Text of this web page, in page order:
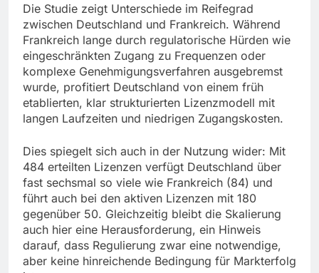
Die Studie zeigt Unterschiede im Reifegrad
zwischen Deutschland und Frankreich. Während
Frankreich lange durch regulatorische Hürden wie
eingeschränkten Zugang zu Frequenzen oder
komplexe Genehmigungsverfahren ausgebremst
wurde, profitiert Deutschland von einem früh
etablierten, klar strukturierten Lizenzmodell mit
langen Laufzeiten und niedrigen Zugangskosten.
Dies spiegelt sich auch in der Nutzung wider: Mit
484 erteilten Lizenzen verfügt Deutschland über
fast sechsmal so viele wie Frankreich (84) und
führt auch bei den aktiven Lizenzen mit 180
gegenüber 50. Gleichzeitig bleibt die Skalierung
auch hier eine Herausforderung, ein Hinweis
darauf, dass Regulierung zwar eine notwendige,
aber keine hinreichende Bedingung für Markterfolg